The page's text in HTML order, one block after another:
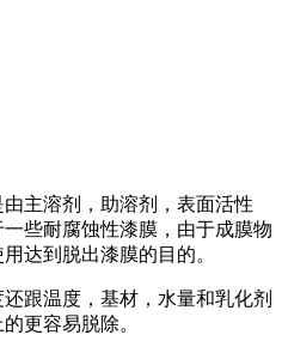
主溶剂，助溶剂，表面活性
些耐腐蚀性漆膜，由于成膜物
达到脱出漆膜的目的。
跟温度，基材，水量和乳化剂
更容易脱除。